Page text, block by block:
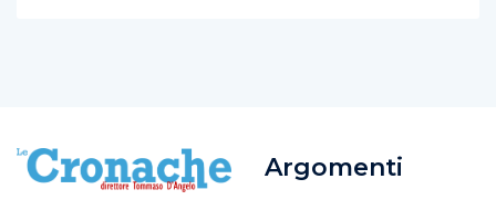
Argomenti